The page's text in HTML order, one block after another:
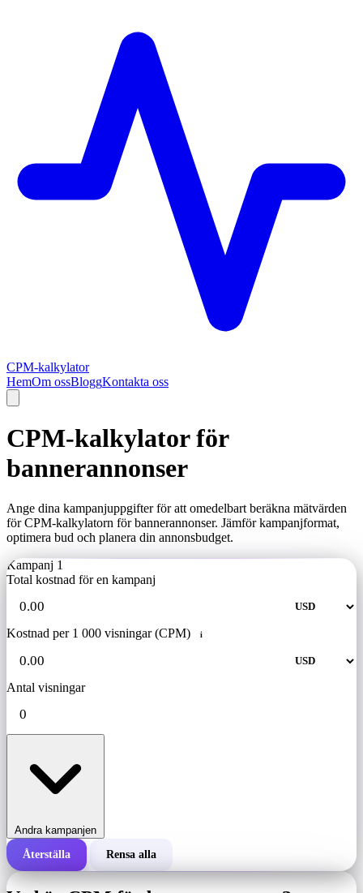
CPM-kalkylator
HemOm ossBloggKontakta oss
CPM-kalkylator för
bannerannonser
Ange dina kampanjuppgifter för att omedelbart beräkna mätvärden
för CPM-kalkylatorn för bannerannonser. Jämför kampanjformat,
optimera bud och planera din annonsbudget.
Kampanj 1
Total kostnad för en kampanj
Kostnad per 1 000 visningar (CPM) i
Antal visningar
Andra kampanjen
Total kostnad för en kampanj
Återställa Rensa alla